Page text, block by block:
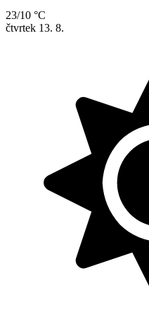
23/10 °C
čtvrtek 13. 8.